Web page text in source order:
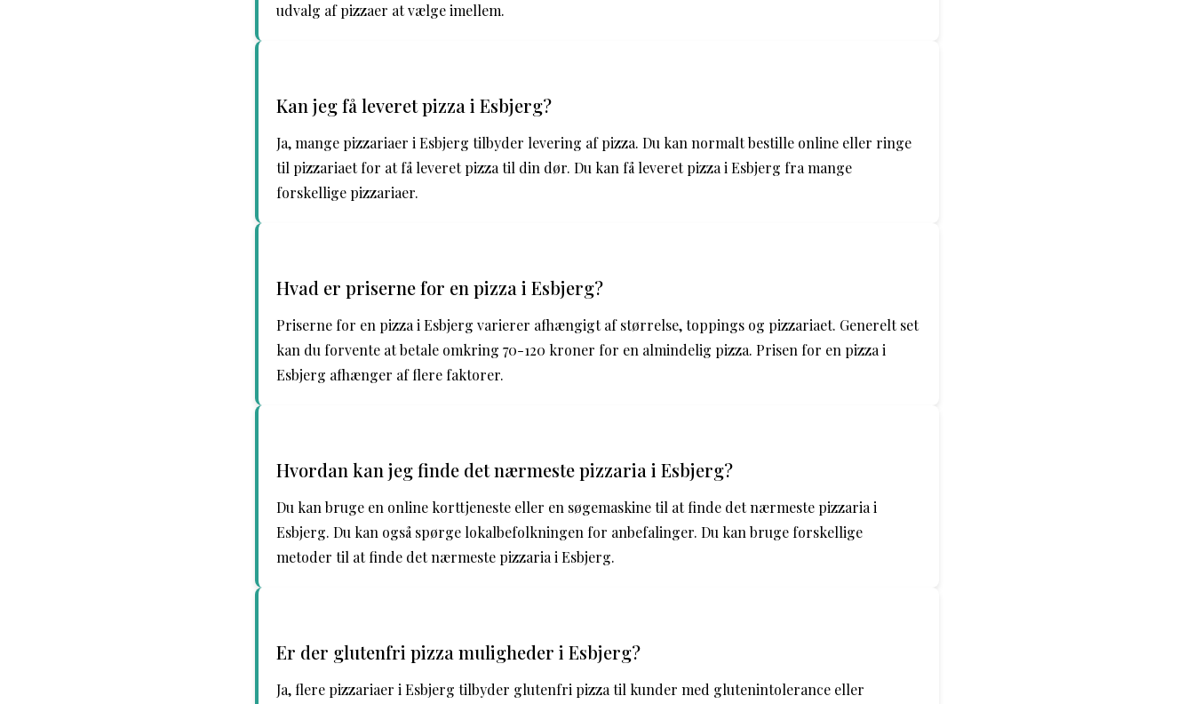
udvalg af pizzaer at vælge imellem.
Kan jeg få leveret pizza i Esbjerg?
Ja, mange pizzariaer i Esbjerg tilbyder levering af pizza. Du kan normalt bestille online eller ringe
til pizzariaet for at få leveret pizza til din dør. Du kan få leveret pizza i Esbjerg fra mange
forskellige pizzariaer.
Hvad er priserne for en pizza i Esbjerg?
Priserne for en pizza i Esbjerg varierer afhængigt af størrelse, toppings og pizzariaet. Generelt set
kan du forvente at betale omkring 70-120 kroner for en almindelig pizza. Prisen for en pizza i
Esbjerg afhænger af flere faktorer.
Hvordan kan jeg finde det nærmeste pizzaria i Esbjerg?
Du kan bruge en online korttjeneste eller en søgemaskine til at finde det nærmeste pizzaria i
Esbjerg. Du kan også spørge lokalbefolkningen for anbefalinger. Du kan bruge forskellige
metoder til at finde det nærmeste pizzaria i Esbjerg.
Er der glutenfri pizza muligheder i Esbjerg?
Ja, flere pizzariaer i Esbjerg tilbyder glutenfri pizza til kunder med glutenintolerance eller